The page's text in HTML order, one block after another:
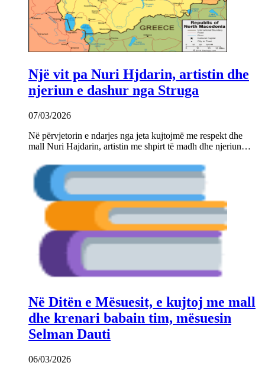
Një vit pa Nuri Hjdarin, artistin dhe
njeriun e dashur nga Struga
07/03/2026
Në përvjetorin e ndarjes nga jeta kujtojmë me respekt dhe
mall Nuri Hajdarin, artistin me shpirt të madh dhe njeriun…
Në Ditën e Mësuesit, e kujtoj me mall
dhe krenari babain tim, mësuesin
Selman Dauti
06/03/2026